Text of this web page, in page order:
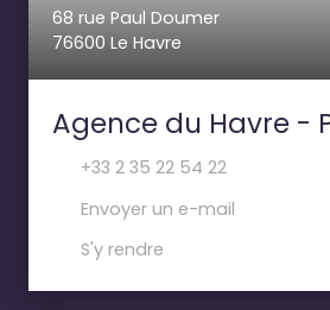
68 rue Paul Doumer
76600 Le Havre
+33 2 35 22 54 22
Envoyer un e-mail
S'y rendre